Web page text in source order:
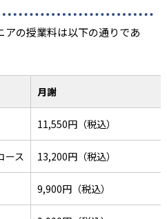
アの授業料は以下の通りであ
月謝
11,550円（税込）
ース 13,200円（税込）
9,900円（税込）